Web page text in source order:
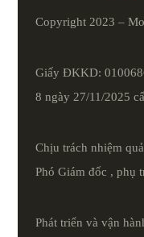
Copyright 2023 –
Giấy ĐKKD:
8 ngày 27/11/2025
Chịu trách nhiệm
Phó Giám đốc , phụ
Phát triển và vận